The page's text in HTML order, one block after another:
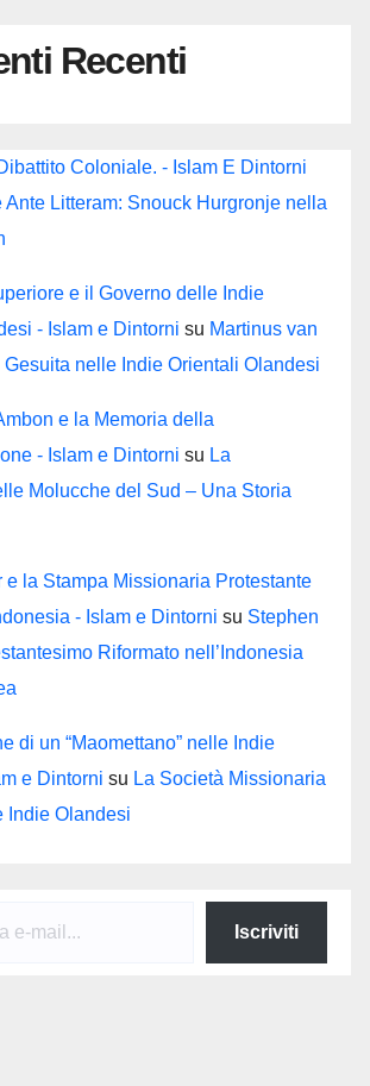
Recenti
Coloniale. - Islam E Dintorni
Ante Litteram: Snouck Hurgronje nella
e il Governo delle Indie
- Islam e Dintorni su Martinus van
nelle Indie Orientali Olandesi
e la Memoria della
- Islam e Dintorni su La
Molucche del Sud – Una Storia
e la Stampa Missionaria Protestante
- Islam e Dintorni su Stephen
Riformato nell’Indonesia
di un “Maomettano” nelle Indie
e Dintorni su La Società Missionaria
Indie Olandesi
Iscriviti